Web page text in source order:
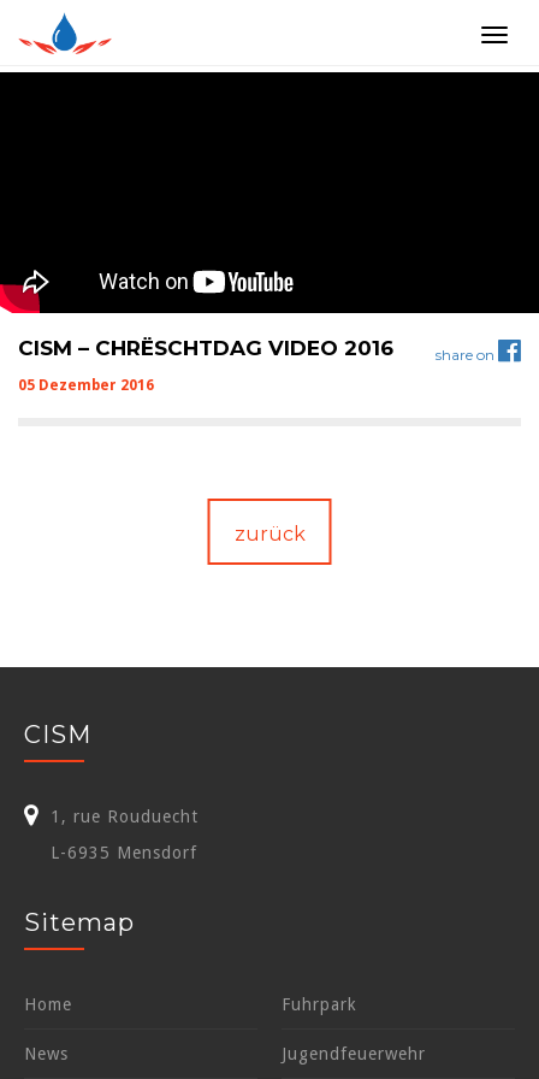
CISM – CHRËSCHTDAG VIDEO 2016 share on
05 Dezember 2016
zurück
CISM
1, rue Rouduecht
L-6935 Mensdorf
Sitemap
Home
News
Fuhrpark
Jugendfeuerwehr